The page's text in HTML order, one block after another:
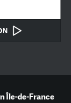
Île-de-France